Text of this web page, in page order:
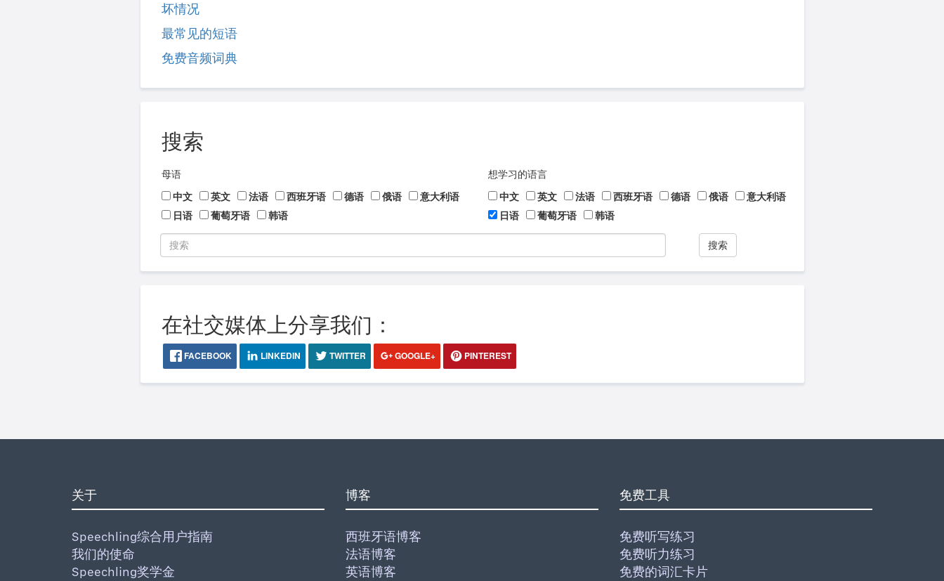
坏情况
最常见的短语
免费音频词典
搜索
母语
中文
英文 法语 西班牙语 德语 俄语
意大利语
日语
葡萄牙语 韩语
想学习的语言
中文
英文 法语 西班牙语 德语 俄语
意大利语
日语
葡萄牙语 韩语
搜索
在社交媒体上分享我们：
FACEBOOK LINKEDIN TWITTER GOOGLE+ PINTEREST
关于
Speechling综合用户指南
我们的使命
Speechling奖学金
博客
西班牙语博客
法语博客
英语博客
免费工具
免费听写练习
免费听力练习
免费的词汇卡片